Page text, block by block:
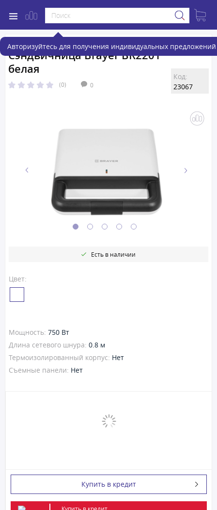
Авторизуйтесь для получения индивидуальных предложений
Сэндвичница Brayer BR2201
белая
(0) 0
Код:
23067
Цвет:
Есть в наличии
Мощность: 750 Вт
Длина сетевого шнура: 0.8 м
Термоизолированный корпус: Нет
Съемные панели: Нет
Купить в кредит